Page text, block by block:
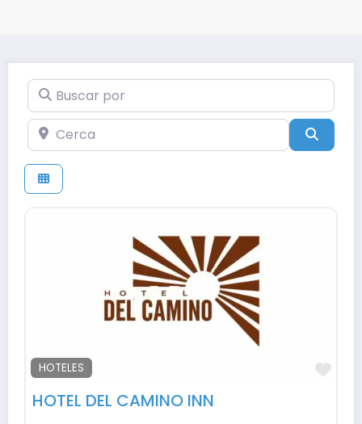
Buscar por
Cerca
HOTELES
HOTEL DEL CAMINO INN